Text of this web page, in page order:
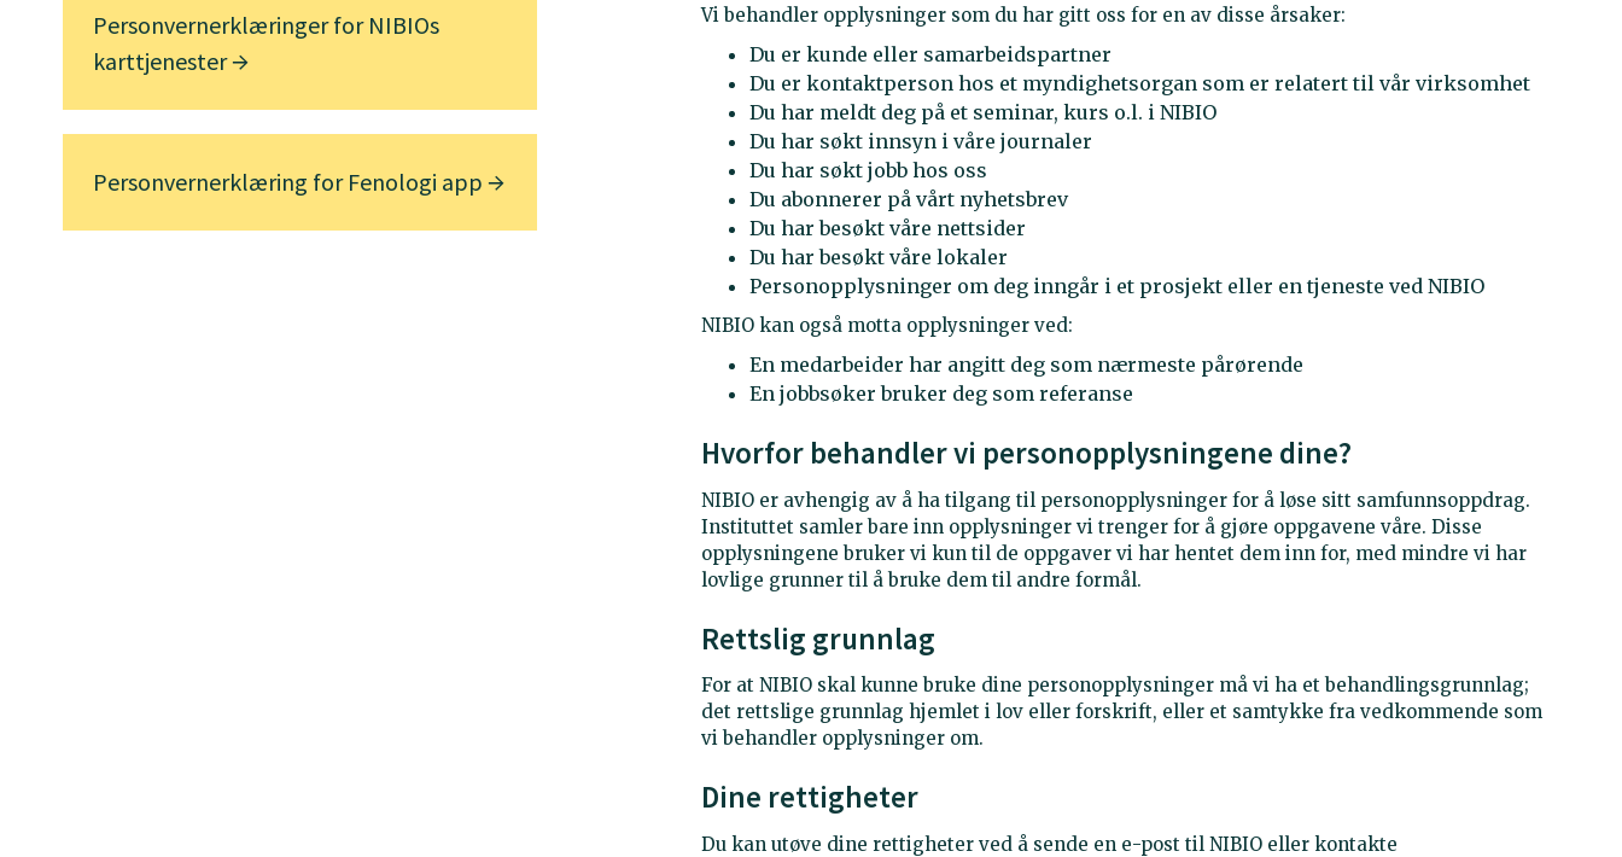
Vi behandler opplysninger som du har gitt oss for en av disse årsaker:
Du er kunde eller samarbeidspartner
Du er kontaktperson hos et myndighetsorgan som er relatert til vår virksomhet
Du har meldt deg på et seminar, kurs o.l. i NIBIO
Du har søkt innsyn i våre journaler
Du har søkt jobb hos oss
Du abonnerer på vårt nyhetsbrev
Du har besøkt våre nettsider
Du har besøkt våre lokaler
Personopplysninger om deg inngår i et prosjekt eller en tjeneste ved NIBIO
NIBIO kan også motta opplysninger ved:
En medarbeider har angitt deg som nærmeste pårørende
En jobbsøker bruker deg som referanse
Hvorfor behandler vi personopplysningene dine?
NIBIO er avhengig av å ha tilgang til personopplysninger for å løse sitt samfunnsoppdrag.
Instituttet samler bare inn opplysninger vi trenger for å gjøre oppgavene våre. Disse
opplysningene bruker vi kun til de oppgaver vi har hentet dem inn for, med mindre vi har
lovlige grunner til å bruke dem til andre formål.
Rettslig grunnlag
For at NIBIO skal kunne bruke dine personopplysninger må vi ha et behandlingsgrunnlag;
det rettslige grunnlag hjemlet i lov eller forskrift, eller et samtykke fra vedkommende som
vi behandler opplysninger om.
Dine rettigheter
Du kan utøve dine rettigheter ved å sende en e-post til NIBIO eller kontakte
Personvernerklæringer for NIBIOs
karttjenester
Personvernerklæring for Fenologi app